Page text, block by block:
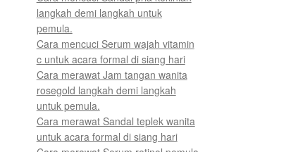
langkah demi langkah untuk
pemula.
Cara mencuci Serum wajah vitamin
c untuk acara formal di siang hari
Cara merawat Jam tangan wanita
rosegold langkah demi langkah
untuk pemula.
Cara merawat Sandal teplek wanita
untuk acara formal di siang hari